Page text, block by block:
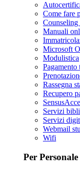
Come fare
Counseling
Manuali
Microsoft
Modulistica
Pagamento
Rassegna
Recupero
Servizi
Servizi
Webmail
Wifi
Per Personale